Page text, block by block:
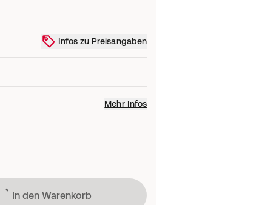
Infos zu Preisangaben
Mehr Infos
Lädt
In den Warenkorb